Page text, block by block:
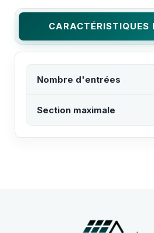
CARACTÉRISTIQUES
Nombre d'entrées
Section maximale